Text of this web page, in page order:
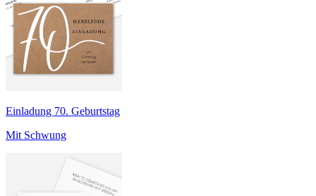
Einladung 70. Geburtstag
Mit Schwung